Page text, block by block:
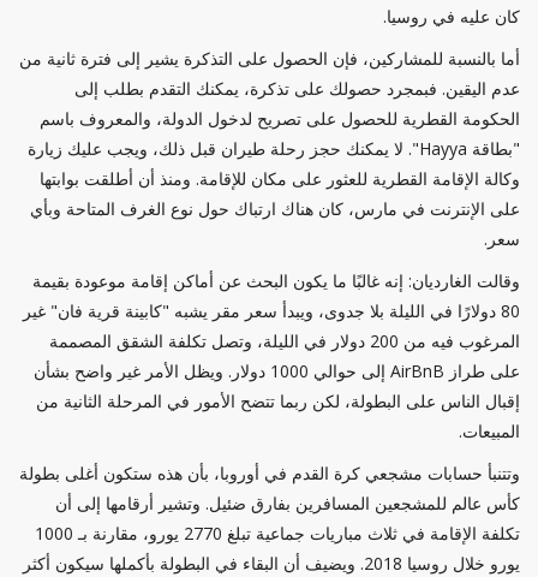
كان عليه في روسيا.
أما بالنسبة للمشاركين، فإن الحصول على التذكرة يشير إلى فترة ثانية من
عدم اليقين. فبمجرد حصولك على تذكرة، يمكنك التقدم بطلب إلى
الحكومة القطرية للحصول على تصريح لدخول الدولة، والمعروف باسم
"بطاقة Hayya". لا يمكنك حجز رحلة طيران قبل ذلك، ويجب عليك زيارة
وكالة الإقامة القطرية للعثور على مكان للإقامة. ومنذ أن أطلقت بوابتها
على الإنترنت في مارس، كان هناك ارتباك حول نوع الغرف المتاحة وبأي
سعر.
وقالت الغارديان: إنه غالبًا ما يكون البحث عن أماكن إقامة موعودة بقيمة
80 دولارًا في الليلة بلا جدوى، ويبدأ سعر مقر يشبه "كابينة قرية فان" غير
المرغوب فيه من 200 دولار في الليلة، وتصل تكلفة الشقق المصممة
على طراز AirBnB إلى حوالي 1000 دولار. ويظل الأمر غير واضح بشأن
إقبال الناس على البطولة، لكن ربما تتضح الأمور في المرحلة الثانية من
المبيعات.
وتتنبأ حسابات مشجعي كرة القدم في أوروبا، بأن هذه ستكون أغلى بطولة
كأس عالم للمشجعين المسافرين بفارق ضئيل. وتشير أرقامها إلى أن
تكلفة الإقامة في ثلاث مباريات جماعية تبلغ 2770 يورو، مقارنة بـ 1000
يورو خلال روسيا 2018. ويضيف أن البقاء في البطولة بأكملها سيكون أكثر